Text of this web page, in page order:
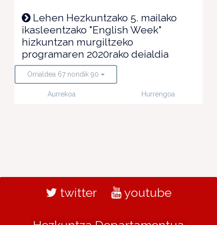
Lehen Hezkuntzako 5. mailako
ikasleentzako "English Week"
hizkuntzan murgiltzeko
programaren 2020rako deialdia
Orrialdea 67 nondik 90
Aurrekoa Hurrengoa
twitter youtube